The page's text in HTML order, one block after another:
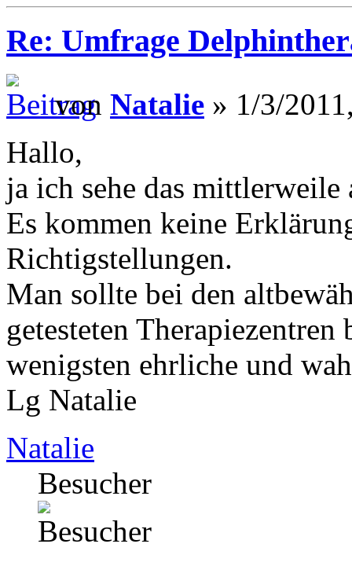
Re: Umfrage
von Natalie » 1/3/
Hallo,
ja ich sehe das mittlerweile
Es kommen keine
Richtigstellungen.
Man sollte bei den
getesteten
wenigsten ehrliche und
Lg Natalie
Natalie
Besucher